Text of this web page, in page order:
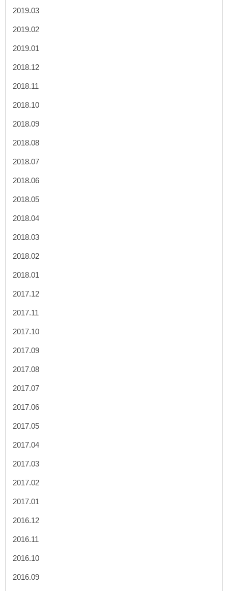
2019.03
2019.02
2019.01
2018.12
2018.11
2018.10
2018.09
2018.08
2018.07
2018.06
2018.05
2018.04
2018.03
2018.02
2018.01
2017.12
2017.11
2017.10
2017.09
2017.08
2017.07
2017.06
2017.05
2017.04
2017.03
2017.02
2017.01
2016.12
2016.11
2016.10
2016.09